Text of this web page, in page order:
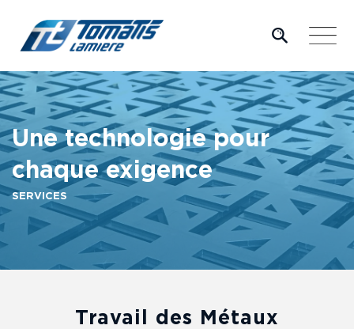
content
Une technologie pour
chaque exigence
SERVICES
Travail des Métaux